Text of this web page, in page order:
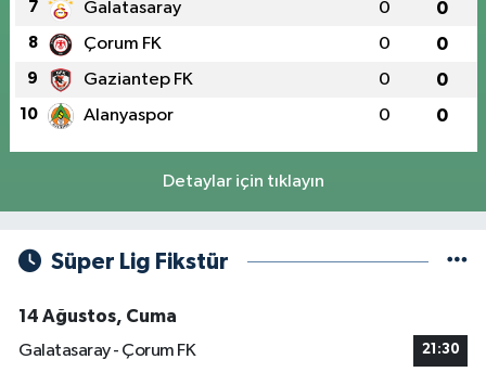
7 Galatasaray 0 0
8 Çorum FK 0 0
9 Gaziantep FK 0 0
10 Alanyaspor 0 0
Detaylar için tıklayın
Süper Lig Fikstür
14 Ağustos, Cuma
Galatasaray - Çorum FK
21:30